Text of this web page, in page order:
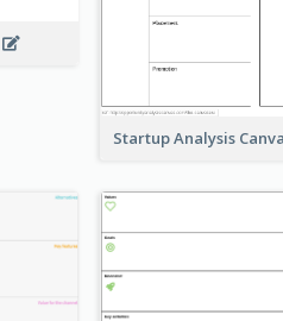
Startup Analysis